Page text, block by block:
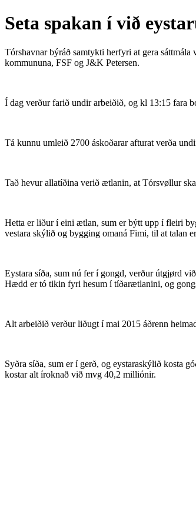
Seta spakan í við
Tórshavnar býráð samtykti herfyri at gera
kommununa, FSF og J&K Petersen.
Í dag verður farið undir arbeiðið, og kl 13:15 fara
Tá kunnu umleið 2700 áskoðarar afturat verða
Tað hevur allatíðina verið ætlanin, at Tórsvøllur
Hetta er liður í eini ætlan, sum er býtt upp í fleiri
vestara skýlið og bygging omaná Fimi, til at talan
Eystara síða, sum nú fer í gongd, verður útgjørd
Hædd er tó tikin fyri hesum í tíðarætlanini, og
Alt arbeiðið verður liðugt í mai 2015 áðrenn
Syðra síða, sum er í gerð, og eystaraskýlið kosta
kostar alt íroknað við mvg 40,2 milliónir.